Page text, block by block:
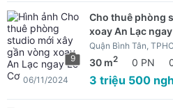
9
Cho thuê phòng
xoay An Lạc
Quận Bình Tân,
30 m2 0 PN
3 triệu 500
06/11/2024